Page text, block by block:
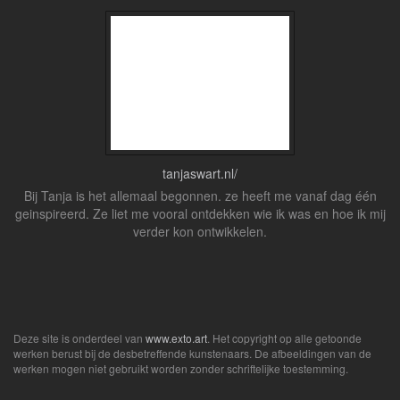
tanjaswart.nl/
Bij Tanja is het allemaal begonnen. ze heeft me vanaf dag één
geinspireerd. Ze liet me vooral ontdekken wie ik was en hoe ik mij
verder kon ontwikkelen.
Deze site is onderdeel van www.exto.art . Het copyright op alle getoonde
werken berust bij de desbetreffende kunstenaars. De afbeeldingen van de
werken mogen niet gebruikt worden zonder schriftelijke toestemming.